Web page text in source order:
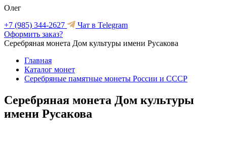
Олег
+7 (985) 344-2627
Чат в Telegram
Оформить заказ?
Серебряная монета Дом культуры имени Русакова
Главная
Каталог монет
Серебряные памятные монеты России и СССР
Серебряная монета Дом культуры
имени Русакова